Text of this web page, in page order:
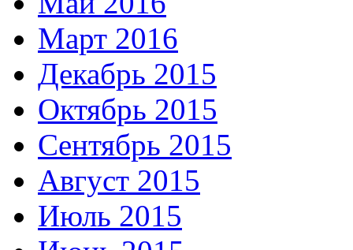
Март 2016
Декабрь 2015
Октябрь 2015
Сентябрь 2015
Август 2015
Июль 2015